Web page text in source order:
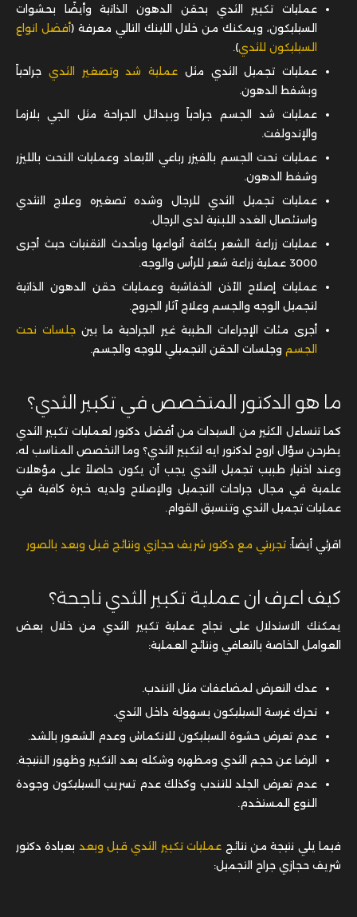
عمليات تكبير الثدي بحقن الدهون الذاتية وأيضًا بحشوات
السيليكون، ويمكنك من خلال اللينك التالي معرفة (أفضل انواع
السيليكون للثدي).
عمليات تجميل الثدي مثل عملية شد وتصغير الثدي جراحياً
وبشفط الدهون.
عمليات شد الجسم جراحياً وببدائل الجراحة مثل الجي بلازما
والإندولفت.
عمليات نحت الجسم بالفيزر رباعي الأبعاد وعمليات النحت بالليزر
وشفط الدهون.
عمليات تجميل الثدي للرجال وشده تصغيره وعلاج التثدي
واستئصال الغدد اللبنية لدى الرجال.
عمليات زراعة الشعر بكافة أنواعها وبأحدث التقنيات حيث أجرى
3000 عملية زراعة شعر للرأس والوجه.
عمليات إصلاح الأذن الخفاشية وعمليات حقن الدهون الذاتية
لتجميل الوجه والجسم وعلاج آثار الجروح.
أجرى مئات الإجراءات الطبية غير الجراحية ما بين جلسات نحت
الجسم وجلسات الحقن التجميلي للوجه والجسم.
ما هو الدكتور المتخصص في تكبير الثدي؟
كما تتساءل الكثير من السيدات من أفضل دكتور لعمليات تكبير الثدي
يطرحن سؤال اروح لدكتور ايه لتكبير الثدي؟ وما التخصص المناسب له،
وعند اختيار طبيب تجميل الثدي يجب أن يكون حاصلاً على مؤهلات
علمية في مجال جراحات التجميل والإصلاح ولديه خبرة كافية في
عمليات تجميل الثدي وتنسيق القوام.
اقرئي أيضاً: تجربتي مع دكتور شريف حجازي ونتائج قبل وبعد بالصور
كيف اعرف ان عملية تكبير الثدي ناجحة؟
يمكنك الاستدلال على نجاح عملية تكبير الثدي من خلال بعض
العوامل الخاصة بالتعافي ونتائج العملية:
عدك التعرض لمضاعفات مثل التندب.
تحرك غرسة السيليكون بسهولة داخل الثدي.
عدم تعرض حشوة السيليكون للانكماش وعدم الشعور بالشد.
الرضا عن حجم الثدي ومظهره وشكله بعد التكبير وظهور النتيجة.
عدم تعرض الجلد للتندب وكذلك عدم تسريب السيليكون وجودة
النوع المستخدم.
فيما يلي نتيجة من نتائج عمليات تكبير الثدي قبل وبعد بعيادة دكتور
شريف حجازي جراح التجميل: